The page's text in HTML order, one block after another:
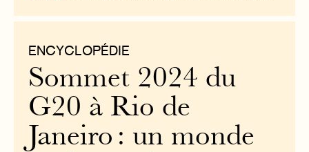
ENCYCLOPÉDIE
Sommet 2024 du
G20 à Rio de
Janeiro : un monde